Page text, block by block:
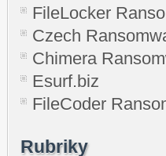
FileLocker
Czech
Chimera
Esurf.biz
FileCoder
Rubriky